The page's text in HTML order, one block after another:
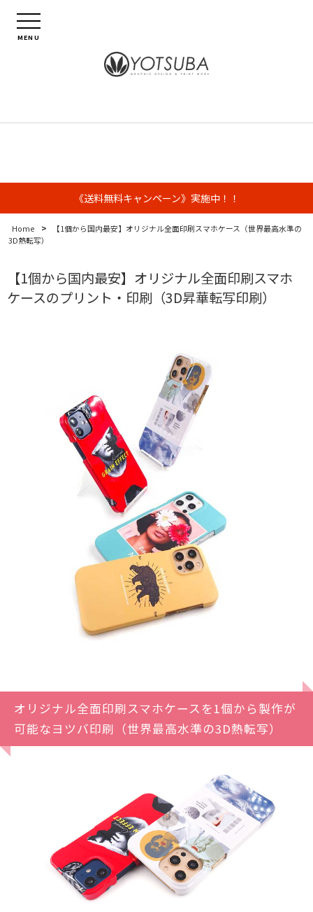
MENU
《送料無料キャンペーン》実施中！！
Home >
【1個から国内最安】オリジナル全面印刷スマホケース（世界最高水準の
3D熱転写）
【1個から国内最安】オリジナル全面印刷スマホ
ケースのプリント・印刷（3D昇華転写印刷）
オリジナル全面印刷スマホケースを1個から製作が
可能なヨツバ印刷（世界最高水準の3D熱転写）